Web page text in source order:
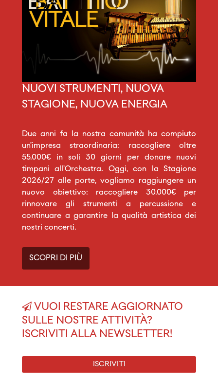
NUOVI STRUMENTI, NUOVA
STAGIONE, NUOVA ENERGIA
Due anni fa la nostra comunità ha compiuto
un’impresa straordinaria: raccogliere oltre
55.000€ in soli 30 giorni per donare nuovi
timpani all’Orchestra. Oggi, con la Stagione
2026/27 alle porte, vogliamo raggiungere un
nuovo obiettivo: raccogliere 30.000€ per
rinnovare gli strumenti a percussione e
continuare a garantire la qualità artistica dei
nostri concerti.
SCOPRI DI PIÙ
VUOI RESTARE AGGIORNATO
SULLE NOSTRE ATTIVITÀ?
ISCRIVITI ALLA NEWSLETTER!
ISCRIVITI